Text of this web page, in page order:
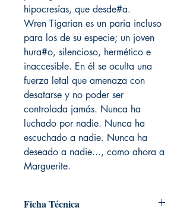
hipocresías, que desde#a.
Wren Tigarian es un paria incluso
para los de su especie; un joven
hura#o, silencioso, hermético e
inaccesible. En él se oculta una
fuerza letal que amenaza con
desatarse y no poder ser
controlada jamás. Nunca ha
luchado por nadie. Nunca ha
escuchado a nadie. Nunca ha
deseado a nadie..., como ahora a
Marguerite.
Ficha Técnica